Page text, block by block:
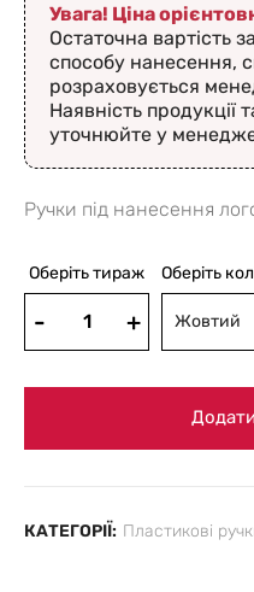
Увага! Ціна
Остаточна вартість
способу нанесення,
розраховується
Наявність продукції
уточнюйте у
Ручки під нанесення
Оберіть тираж Оберіть
Жовтий
КАТЕГОРІЇ: Пластикові